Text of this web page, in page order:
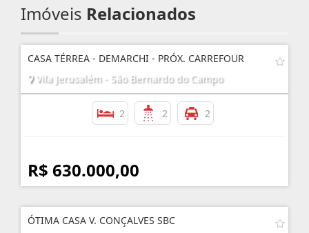
Imóveis Relacionados
CASA TÉRREA - DEMARCHI - PRÓX. CARREFOUR
Vila Jerusalém - São Bernardo do Campo
2 2 2
R$ 630.000,00
ÓTIMA CASA V. CONÇALVES SBC